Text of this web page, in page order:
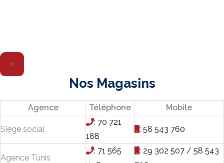
×
Nos Magasins
Agence Téléphone Mobile
Siège social
: 70 721
188
: 58 543 760
Agence Tunis
: 71 565
: 29 302 507 / 58 543